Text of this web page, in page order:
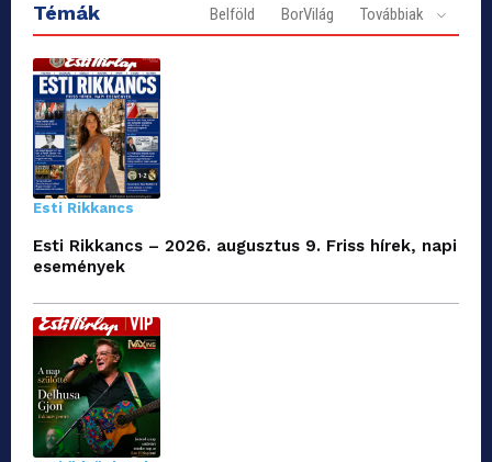
Témák Belföld BorVilág Továbbiak
Esti Rikkancs
Esti Rikkancs – 2026. augusztus 9. Friss hírek, napi
események